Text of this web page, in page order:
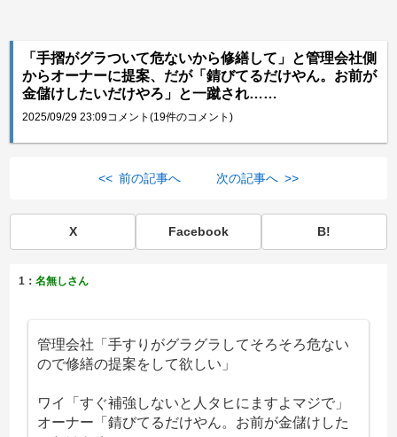
「手摺がグラついて危ないから修繕して」と管理会社側
からオーナーに提案、だが「錆びてるだけやん。お前が
金儲けしたいだけやろ」と一蹴され……
2025/09/29 23:09コメント(19件のコメント)
<< 前の記事へ 次の記事へ >>
X Facebook B!
1：名無しさん
管理会社「手すりがグラグラしてそろそろ危ない
ので修繕の提案をして欲しい」
ワイ「すぐ補強しないと人タヒにますよマジで」
オーナー「錆びてるだけやん。お前が金儲けした